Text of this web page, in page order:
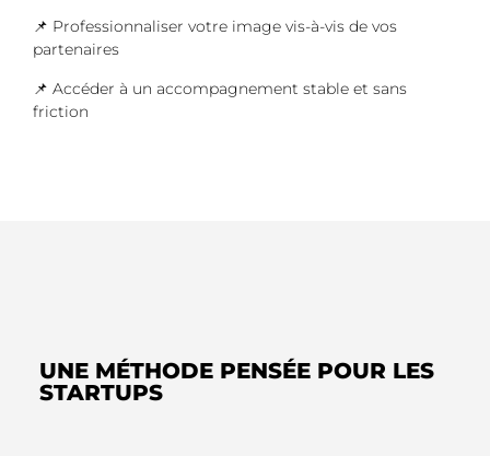
📌 Professionnaliser votre image vis-à-vis de vos
partenaires
📌 Accéder à un accompagnement stable et sans
friction
UNE MÉTHODE PENSÉE POUR LES
STARTUPS